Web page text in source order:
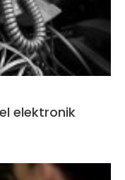
elektronik